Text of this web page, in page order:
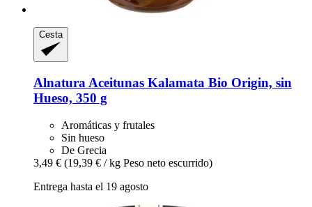
Cesta
Alnatura Aceitunas Kalamata Bio Origin, sin
Hueso, 350 g
Aromáticas y frutales
Sin hueso
De Grecia
3,49 € (19,39 € / kg Peso neto escurrido)
Entrega hasta el 19 agosto